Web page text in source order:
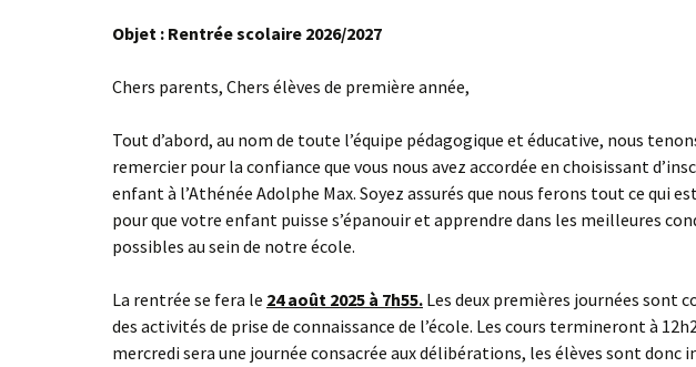
Objet : Rentrée scolaire 2026/2027
Chers parents, Chers élèves de première année,
Tout d’abord, au nom de toute l’équipe pédagogique et éducative, nous
remercier pour la confiance que vous nous avez accordée en choisissant
enfant à l’Athénée Adolphe Max. Soyez assurés que nous ferons tout ce qui
pour que votre enfant puisse s’épanouir et apprendre dans les meilleures
possibles au sein de notre école.
La rentrée se fera le 24 août 2025 à 7h55. Les deux premières journées sont
des activités de prise de connaissance de l’école. Les cours termineront à
mercredi sera une journée consacrée aux délibérations, les élèves sont donc